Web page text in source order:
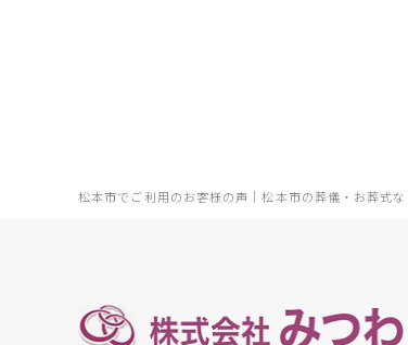
松本市でご利用のお客様の声｜松本市の葬儀・お葬式